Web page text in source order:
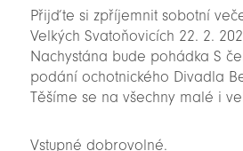
Přijďte si zpříjemnit sobotní
Velkých Svatoňovicích 22. 2.
Nachystána bude pohádka S
podání ochotnického Divadla
Těšíme se na všechny malé i
Vstupné dobrovolné.